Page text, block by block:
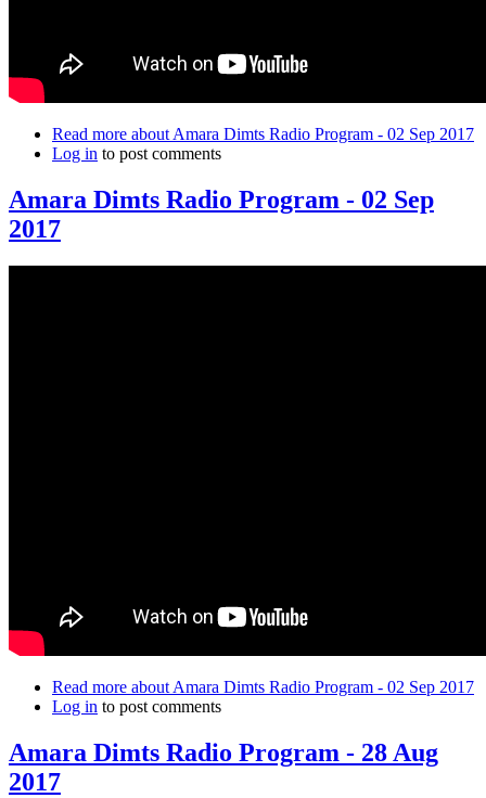
Read more about Amara Dimts Radio Program - 02 Sep 2017
Log in to post comments
Amara Dimts Radio Program - 02 Sep
2017
Read more about Amara Dimts Radio Program - 02 Sep 2017
Log in to post comments
Amara Dimts Radio Program - 28 Aug
2017